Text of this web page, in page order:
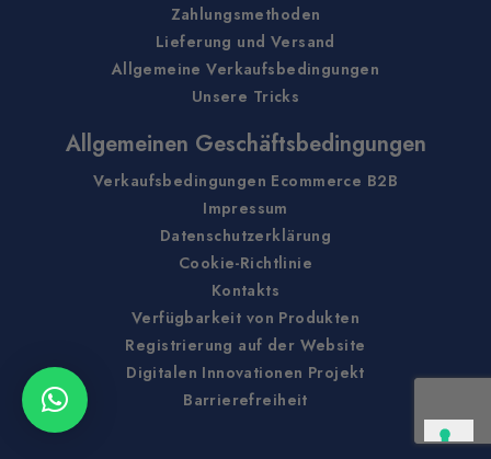
Zahlungsmethoden
Lieferung und Versand
Allgemeine Verkaufsbedingungen
Unsere Tricks
Allgemeinen Geschäftsbedingungen
Verkaufsbedingungen Ecommerce B2B
Impressum
Datenschutzerklärung
Cookie-Richtlinie
Kontakts
Verfügbarkeit von Produkten
Registrierung auf der Website
Digitalen Innovationen Projekt
Barrierefreiheit